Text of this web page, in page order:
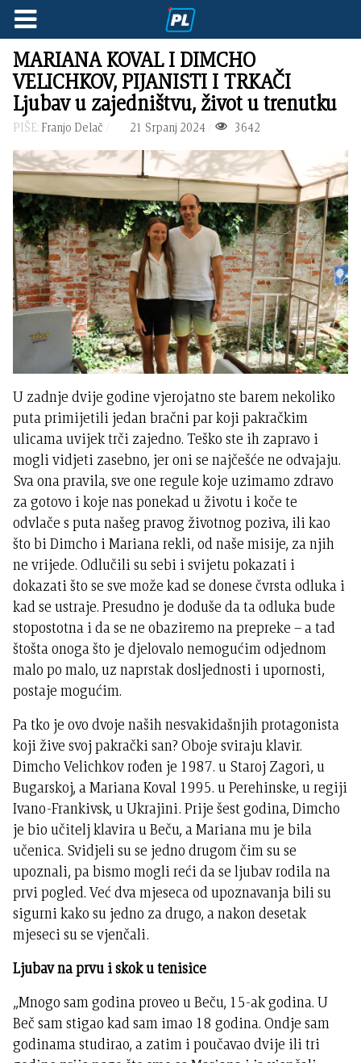
MARIANA KOVAL I DIMCHO
VELICHKOV, PIJANISTI I TRKAČI
Ljubav u zajedništvu, život u trenutku
PIŠE: Franjo Delač 21 Srpanj 2024 3642
U zadnje dvije godine vjerojatno ste barem nekoliko
puta primijetili jedan bračni par koji pakračkim
ulicama uvijek trči zajedno. Teško ste ih zapravo i
mogli vidjeti zasebno, jer oni se najčešće ne odvajaju.
Sva ona pravila, sve one regule koje uzimamo zdravo
za gotovo i koje nas ponekad u životu i koče te
odvlače s puta našeg pravog životnog poziva, ili kao
što bi Dimcho i Mariana rekli, od naše misije, za njih
ne vrijede. Odlučili su sebi i svijetu pokazati i
dokazati što se sve može kad se donese čvrsta odluka i
kad se ustraje. Presudno je doduše da ta odluka bude
stopostotna i da se ne obaziremo na prepreke – a tad
štošta onoga što je djelovalo nemogućim odjednom
malo po malo, uz naprstak dosljednosti i upornosti,
postaje mogućim.
Pa tko je ovo dvoje naših nesvakidašnjih protagonista
koji žive svoj pakrački san? Oboje sviraju klavir.
Dimcho Velichkov rođen je 1987. u Staroj Zagori, u
Bugarskoj, a Mariana Koval 1995. u Perehinske, u regiji
Ivano-Frankivsk, u Ukrajini. Prije šest godina, Dimcho
je bio učitelj klavira u Beču, a Mariana mu je bila
učenica. Svidjeli su se jedno drugom čim su se
upoznali, pa bismo mogli reći da se ljubav rodila na
prvi pogled. Već dva mjeseca od upoznavanja bili su
sigurni kako su jedno za drugo, a nakon desetak
mjeseci su se vjenčali.
Ljubav na prvu i skok u tenisice
„Mnogo sam godina proveo u Beču, 15-ak godina. U
Beč sam stigao kad sam imao 18 godina. Ondje sam
godinama studirao, a zatim i poučavao dvije ili tri